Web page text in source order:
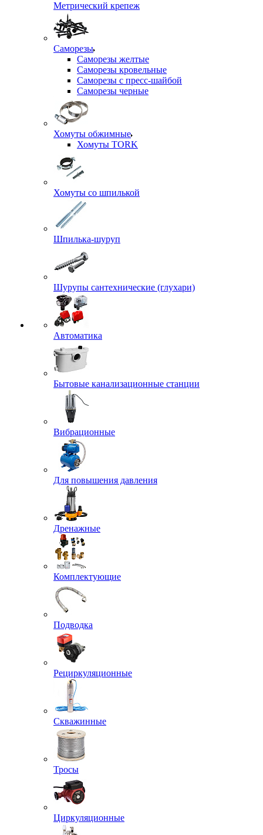
Метрический крепеж
Саморезы
Саморезы желтые
Саморезы кровельные
Саморезы с пресс-шайбой
Саморезы черные
Хомуты обжимные
Хомуты TORK
Хомуты со шпилькой
Шпилька-шуруп
Шурупы сантехнические (глухари)
Автоматика
Бытовые канализационные станции
Вибрационные
Для повышения давления
Дренажные
Комплектующие
Подводка
Рециркуляционные
Скважинные
Тросы
Циркуляционные